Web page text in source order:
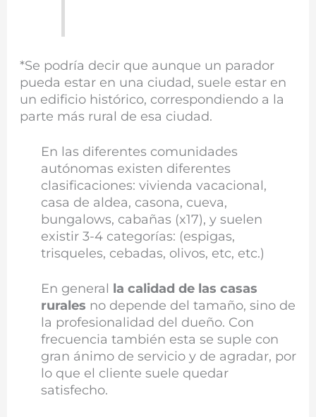
*Se podría decir que aunque un parador
pueda estar en una ciudad, suele estar en
un edificio histórico, correspondiendo a la
parte más rural de esa ciudad.
En las diferentes comunidades
autónomas existen diferentes
clasificaciones: vivienda vacacional,
casa de aldea, casona, cueva,
bungalows, cabañas (x17), y suelen
existir 3-4 categorías: (espigas,
trisqueles, cebadas, olivos, etc, etc.)
En general la calidad de las casas
rurales no depende del tamaño, sino de
la profesionalidad del dueño. Con
frecuencia también esta se suple con
gran ánimo de servicio y de agradar, por
lo que el cliente suele quedar
satisfecho.